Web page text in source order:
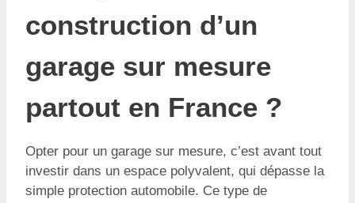
construction d’un
garage sur mesure
partout en France ?
Opter pour un garage sur mesure, c’est avant tout
investir dans un espace polyvalent, qui dépasse la
simple protection automobile. Ce type de